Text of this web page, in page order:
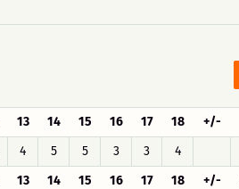
13 14 15 16 17 18
+/-
4 5 5 3 3 4
13 14 15 16 17 18 +/-